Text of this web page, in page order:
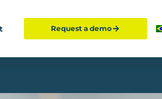
Request a demo